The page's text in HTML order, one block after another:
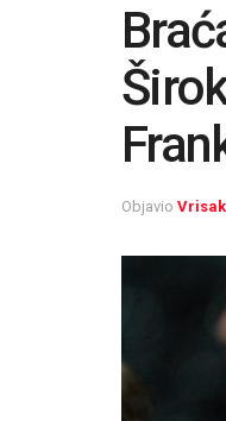
Objavio